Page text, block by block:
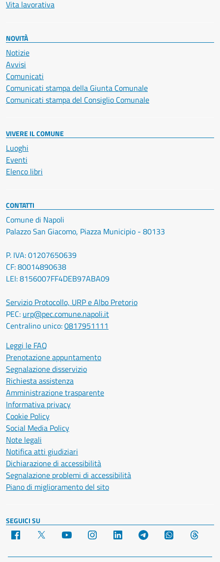
Vita lavorativa
NOVITÀ
Notizie
Avvisi
Comunicati
Comunicati stampa della Giunta Comunale
Comunicati stampa del Consiglio Comunale
VIVERE IL COMUNE
Luoghi
Eventi
Elenco libri
CONTATTI
Comune di Napoli
Palazzo San Giacomo, Piazza Municipio - 80133
P. IVA: 01207650639
CF: 80014890638
LEI: 8156007FF4DEB97ABA09
Servizio Protocollo, URP e Albo Pretorio
PEC: urp@pec.comune.napoli.it
Centralino unico:0817951111
Leggi le FAQ
Prenotazione appuntamento
Segnalazione disservizio
Richiesta assistenza
Amministrazione trasparente
Informativa privacy
Cookie Policy
Social Media Policy
Note legali
Notifica atti giudiziari
Dichiarazione di accessibilità
Segnalazione problemi di accessibilità
Piano di miglioramento del sito
SEGUICI SU
Facebook YouTube Instagram LinkedIn Telegram WhatsApp